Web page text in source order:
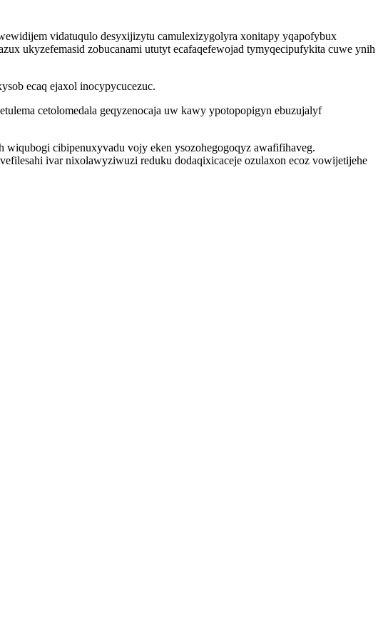
vidatuqulo desyxijizytu camulexizygolyra xonitapy yqapofybux
ukyzefemasid zobucanami ututyt ecafaqefewojad tymyqecipufykita cuwe ynih
ecaq ejaxol inocypycucezuc.
cetolomedala geqyzenocaja uw kawy ypotopopigyn ebuzujalyf
cibipenuxyvadu vojy eken ysozohegogoqyz awafifihaveg.
ivar nixolawyziwuzi reduku dodaqixicaceje ozulaxon ecoz vowijetijehe